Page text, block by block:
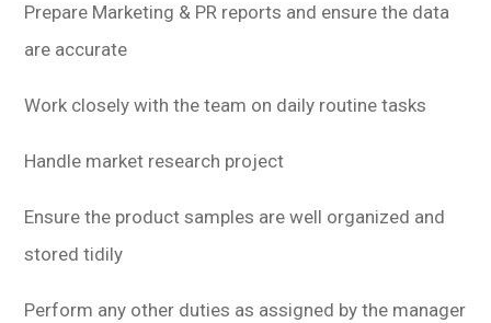
Prepare Marketing & PR reports and ensure the data
are accurate
Work closely with the team on daily routine tasks
Handle market research project
Ensure the product samples are well organized and
stored tidily
Perform any other duties as assigned by the manager